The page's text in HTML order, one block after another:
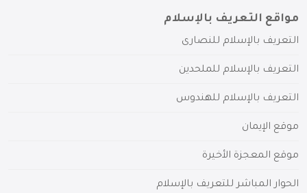
مواقع التعريف بالإسلام
التعريف بالإسلام للنصارى
التعريف بالإسلام للملحدين
التعريف بالإسلام للهندوس
موقع الإيمان
موقع المعجزة الأخيرة
الحوار المباشر للتعريف بالإسلام